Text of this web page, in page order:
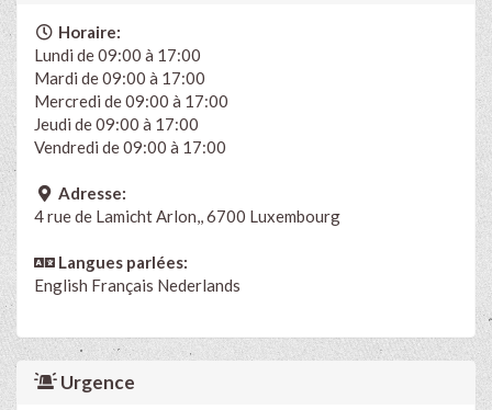
Horaire:
Lundi de 09:00 à 17:00
Mardi de 09:00 à 17:00
Mercredi de 09:00 à 17:00
Jeudi de 09:00 à 17:00
Vendredi de 09:00 à 17:00
Adresse:
4 rue de Lamicht Arlon,, 6700 Luxembourg
Langues parlées:
English Français Nederlands
Urgence